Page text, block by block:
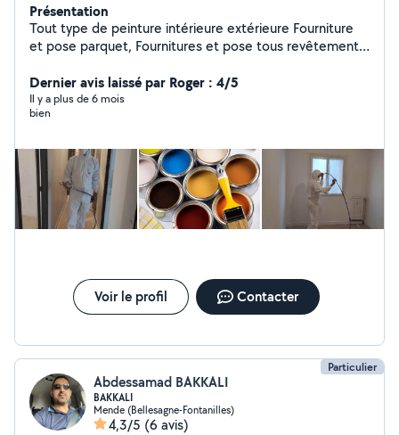
Présentation
Tout type de peinture intérieure extérieure Fourniture
et pose parquet, Fournitures et pose tous revêtements
Dernier avis laissé par Roger : 4/5
Il y a plus de 6 mois
bien
Voir le profil Contacter
Particulier
Abdessamad BAKKALI
BAKKALI
Mende (Bellesagne-Fontanilles)
4,3/5 (6 avis)